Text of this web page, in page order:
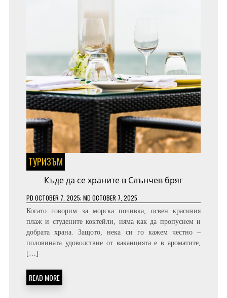
ТУРИЗЪМ
Къде да се храните в Слънчев бряг
PD OCTOBER 7, 2025; MD OCTOBER 7, 2025
Когато говорим за морска почивка, освен красивия
плаж и студените коктейли, няма как да пропуснем и
добрата храна. Защото, нека си го кажем честно –
половината удоволствие от ваканцията е в ароматите,
[…]
READ MORE